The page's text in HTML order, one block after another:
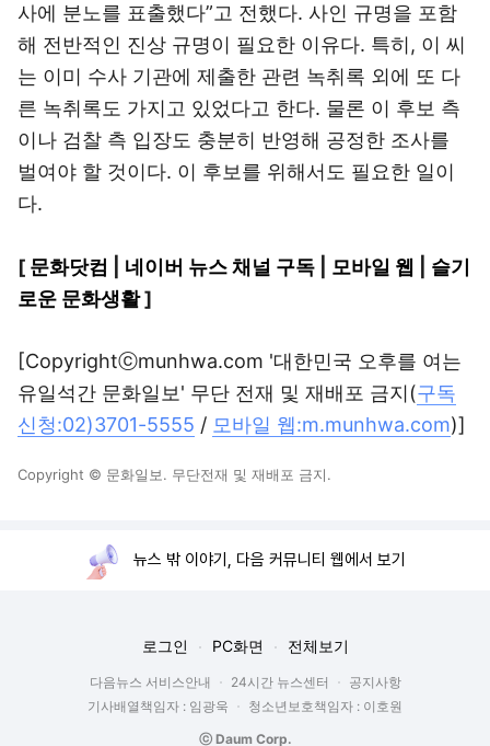
사에 분노를 표출했다”고 전했다. 사인 규명을 포함
해 전반적인 진상 규명이 필요한 이유다. 특히, 이 씨
는 이미 수사 기관에 제출한 관련 녹취록 외에 또 다
른 녹취록도 가지고 있었다고 한다. 물론 이 후보 측
이나 검찰 측 입장도 충분히 반영해 공정한 조사를
벌여야 할 것이다. 이 후보를 위해서도 필요한 일이
다.
[ 문화닷컴 네이버 뉴스 채널 구독 모바일 웹
슬기
로운 문화생활]
[Copyrightⓒmunhwa.com '대한민국 오후를 여는
유일석간 문화일보' 무단 전재 및 재배포 금지(구독
신청:02)3701-5555 / 모바일 웹:m.munhwa.com)]
Copyright © 문화일보. 무단전재 및 재배포 금지.
뉴스 밖 이야기, 다음 커뮤니티 웹에서 보기
로그인 PC화면 전체보기
다음뉴스 서비스안내 24시간 뉴스센터
공지사항
기사배열책임자 : 임광욱
청소년보호책임자 : 이호원
ⓒ Daum Corp.